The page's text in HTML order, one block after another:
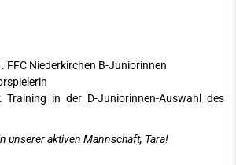
FFC Niederkirchen B-Juniorinnen
Training in der D-Juniorinnen-Auswahl des
unserer aktiven Mannschaft, Tara!